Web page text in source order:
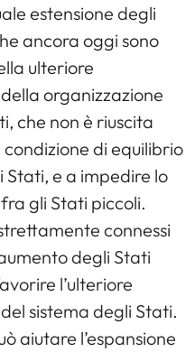
estensione degli
ancora oggi sono
ulteriore
organizzazione
che non è riuscita
di equilibrio
e a impedire lo
gli Stati piccoli.
connessi
degli Stati
l’ulteriore
sistema degli Stati.
aiutare l’espansione